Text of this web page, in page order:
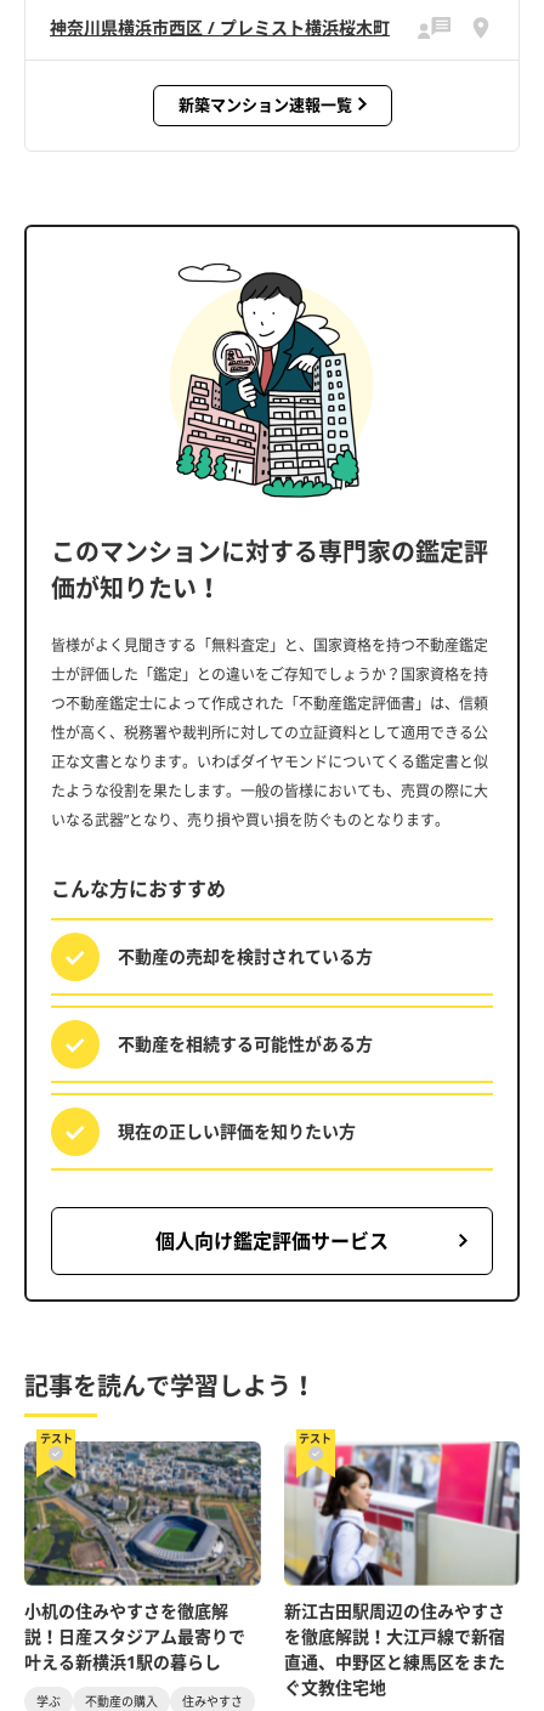
神奈川県横浜市西区 / プレミスト横浜桜木町
新築マンション速報一覧
このマンションに対する専門家の鑑定評
価が知りたい！
皆様がよく見聞きする「無料査定」と、国家資格を持つ不動産鑑定
士が評価した「鑑定」との違いをご存知でしょうか？国家資格を持
つ不動産鑑定士によって作成された「不動産鑑定評価書」は、信頼
性が高く、税務署や裁判所に対しての立証資料として適用できる公
正な文書となります。いわばダイヤモンドについてくる鑑定書と似
たような役割を果たします。一般の皆様においても、売買の際に大
いなる武器”となり、売り損や買い損を防ぐものとなります。
こんな方におすすめ
不動産の売却を検討されている方
不動産を相続する可能性がある方
現在の正しい評価を知りたい方
個人向け鑑定評価サービス
記事を読んで学習しよう！
テスト
小机の住みやすさを徹底解
説！日産スタジアム最寄りで
叶える新横浜1駅の暮らし
学ぶ 不動産の購入
住みやすさ
テスト
新江古田駅周辺の住みやすさ
を徹底解説！大江戸線で新宿
直通、中野区と練馬区をまた
ぐ文教住宅地